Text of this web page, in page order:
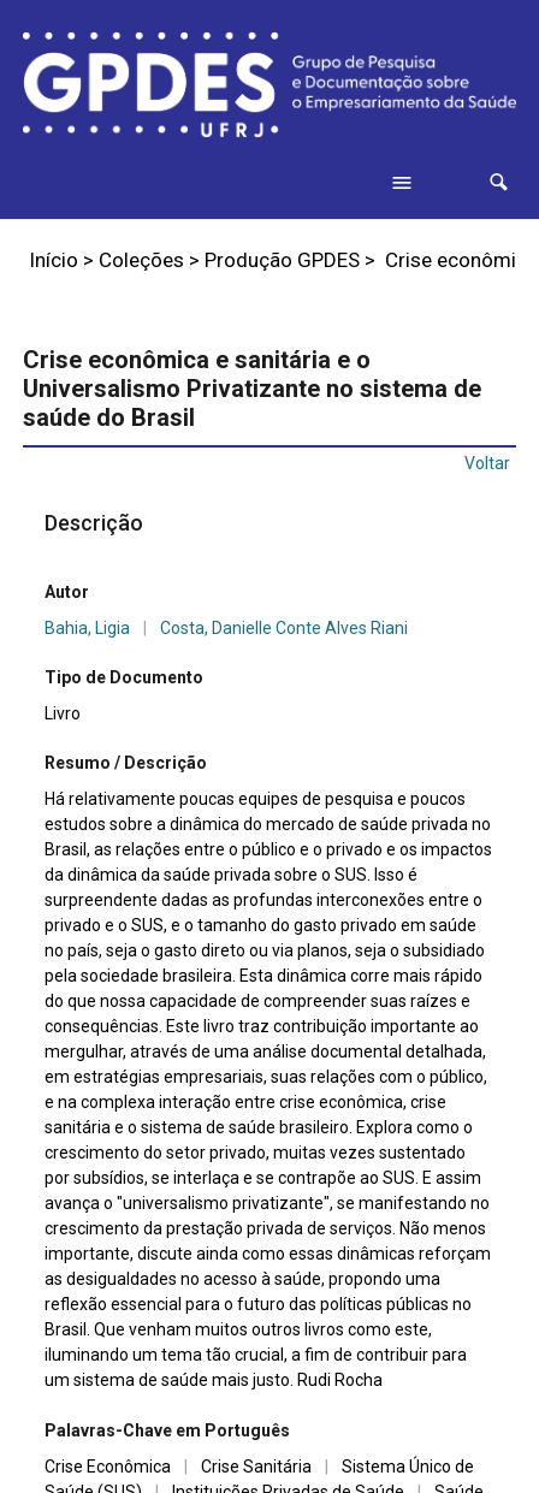
Início > Coleções > Produção GPDES> Crise
Crise econômica e sanitária e o
Universalismo Privatizante no sistema de
saúde do Brasil
Voltar
Descrição
Autor
Bahia, Ligia
Costa, Danielle Conte Alves Riani
Tipo de Documento
Livro
Resumo / Descrição
Há relativamente poucas equipes de pesquisa e poucos
estudos sobre a dinâmica do mercado de saúde privada no
Brasil, as relações entre o público e o privado e os impactos
da dinâmica da saúde privada sobre o SUS. Isso é
surpreendente dadas as profundas interconexões entre o
privado e o SUS, e o tamanho do gasto privado em saúde
no país, seja o gasto direto ou via planos, seja o subsidiado
pela sociedade brasileira. Esta dinâmica corre mais rápido
do que nossa capacidade de compreender suas raízes e
consequências. Este livro traz contribuição importante ao
mergulhar, através de uma análise documental detalhada,
em estratégias empresariais, suas relações com o público,
e na complexa interação entre crise econômica, crise
sanitária e o sistema de saúde brasileiro. Explora como o
crescimento do setor privado, muitas vezes sustentado
por subsídios, se interlaça e se contrapõe ao SUS. E assim
avança o "universalismo privatizante", se manifestando no
crescimento da prestação privada de serviços. Não menos
importante, discute ainda como essas dinâmicas reforçam
as desigualdades no acesso à saúde, propondo uma
reflexão essencial para o futuro das políticas públicas no
Brasil. Que venham muitos outros livros como este,
iluminando um tema tão crucial, a fim de contribuir para
um sistema de saúde mais justo. Rudi Rocha
Palavras-Chave em Português
Crise Econômica
Crise Sanitária
Sistema Único de